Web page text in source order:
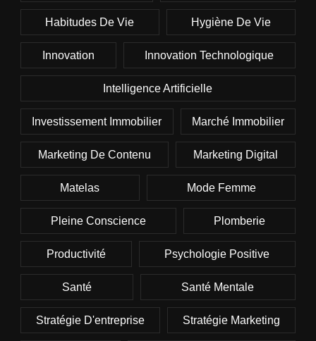
Habitudes De Vie Hygiène De Vie
Innovation Innovation Technologique
Intelligence Artificielle
Investissement Immobilier Marché Immobilier
Marketing De Contenu Marketing Digital
Matelas Mode Femme
Pleine Conscience Plomberie
Productivité Psychologie Positive
Santé Santé Mentale
Stratégie D'entreprise Stratégie Marketing